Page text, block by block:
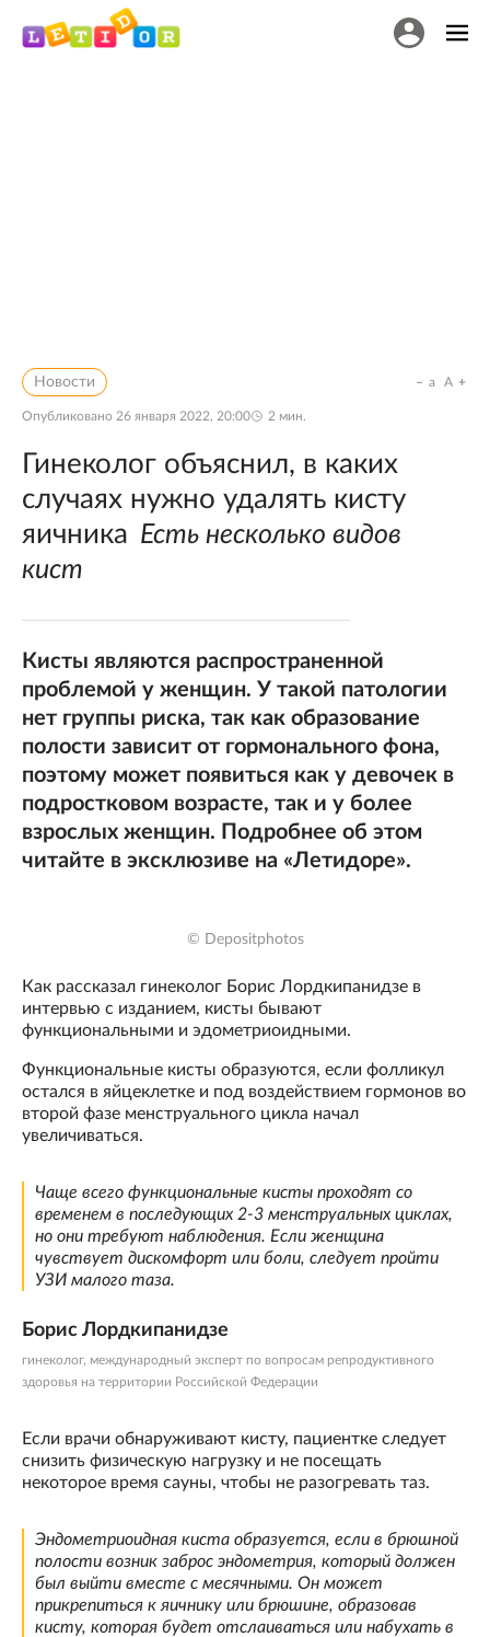
Новости
Опубликовано 26 января 2022, 20:00 2 мин.
a A
Гинеколог объяснил, в каких
случаях нужно удалять кисту
яичника Есть несколько видов
кист
Кисты являются распространенной
проблемой у женщин. У такой патологии
нет группы риска, так как образование
полости зависит от гормонального фона,
поэтому может появиться как у девочек в
подростковом возрасте, так и у более
взрослых женщин. Подробнее об этом
читайте в эксклюзиве на «Летидоре».
© Depositphotos
Как рассказал гинеколог Борис Лордкипанидзе в
интервью с изданием, кисты бывают
функциональными и эдометриоидными.
Функциональные кисты образуются, если фолликул
остался в яйцеклетке и под воздействием гормонов во
второй фазе менструального цикла начал
увеличиваться.
Чаще всего функциональные кисты проходят со
временем в последующих 2-3 менструальных циклах,
но они требуют наблюдения. Если женщина
чувствует дискомфорт или боли, следует пройти
УЗИ малого таза.
Борис Лордкипанидзе
гинеколог, международный эксперт по вопросам репродуктивного
здоровья на территории Российской Федерации
Если врачи обнаруживают кисту, пациентке следует
снизить физическую нагрузку и не посещать
некоторое время сауны, чтобы не разогревать таз.
Эндометриоидная киста образуется, если в брюшной
полости возник заброс эндометрия, который должен
был выйти вместе с месячными. Он может
прикрепиться к яичнику или брюшине, образовав
кисту, которая будет отслаиваться или набухать в